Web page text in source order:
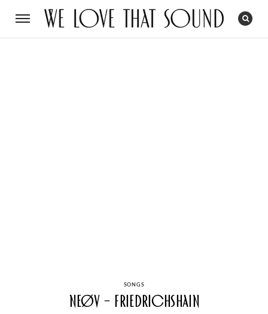
CATEGORIES
SONGS
NEØV – Friedrichshain